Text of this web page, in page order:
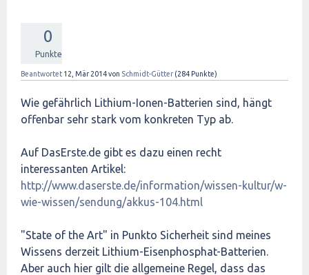
0
Punkte
Beantwortet 12, Mär 2014von Schmidt-Gütter (284 Punkte)
Wie gefährlich Lithium-Ionen-Batterien sind, hängt
offenbar sehr stark vom konkreten Typ ab.
Auf DasErste.de gibt es dazu einen recht
interessanten Artikel:
http://www.daserste.de/information/wissen-kultur/w-
wie-wissen/sendung/akkus-104.html
"State of the Art" in Punkto Sicherheit sind meines
Wissens derzeit Lithium-Eisenphosphat-Batterien.
Aber auch hier gilt die allgemeine Regel, dass das